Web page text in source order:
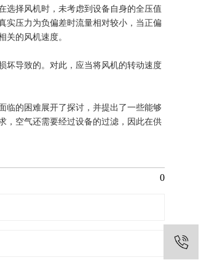
选择风机时，未考虑到设备自身的全压值
实压力为负偏差时流量相对较小，当正偏
关的风机速度。
坏导致的。对此，应当将风机的转动速度
临的困难展开了探讨，并提出了一些能够
，空气还需要经过设备的过滤，因此在供
0